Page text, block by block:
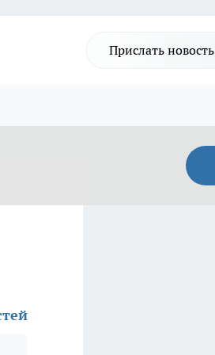
Прислать новость